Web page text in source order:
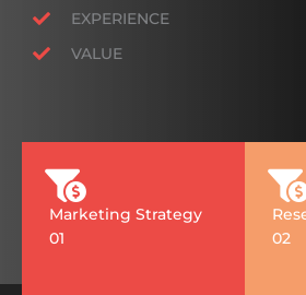
EXPERIENCE
VALUE
Marketing Strategy
01
02